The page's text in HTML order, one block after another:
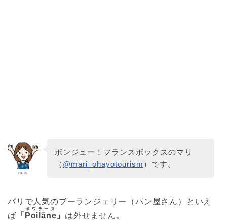
mari
ボンジュー！フランスボックスのマリ
（ @mari_ohayotourism ）です。
パリで人気のブーランジェリー（パン屋さん）といえ
ば 「 Poilâne
ポワラーヌ
」 は外せません。